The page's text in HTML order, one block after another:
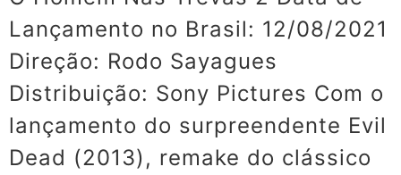
Lançamento no Brasil: 12/08/2021
Direção: Rodo Sayagues
Distribuição: Sony Pictures Com o
lançamento do surpreendente Evil
Dead (2013), remake do clássico